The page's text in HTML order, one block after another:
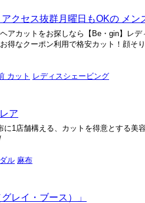
クセス抜群月曜日もOKの メン
アカットをお探しなら【Be・gin】レ
得なクーポン利用で格安カット！顔
カット レディスシェービング
ア
1店舗構える、カットを得意とする美容
ル 麻布
レイ・ブース）」